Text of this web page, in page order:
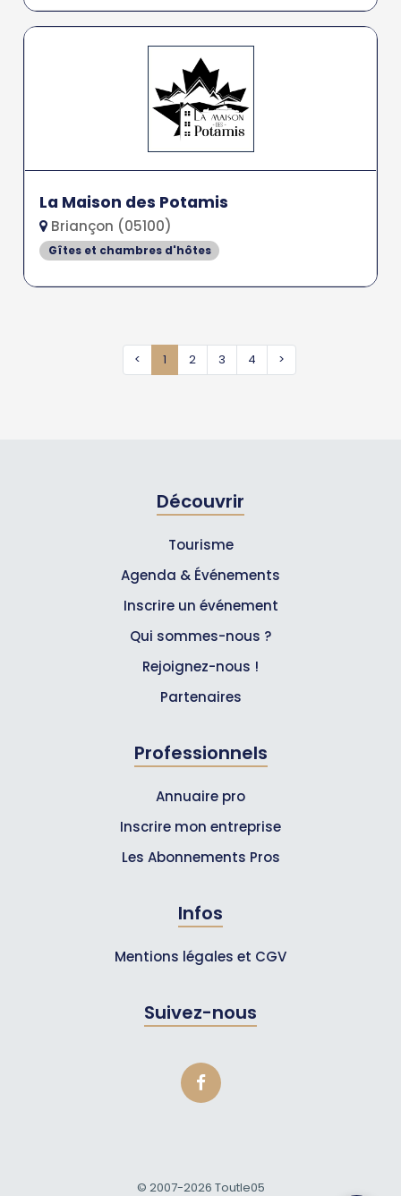
La Maison des Potamis
Briançon (05100)
Gîtes et chambres d'hôtes
< 1 2 3 4 >
Découvrir
Tourisme
Agenda & Événements
Inscrire un événement
Qui sommes-nous ?
Rejoignez-nous !
Partenaires
Professionnels
Annuaire pro
Inscrire mon entreprise
Les Abonnements Pros
Infos
Mentions légales et CGV
Suivez-nous
© 2007-2026 Toutle05